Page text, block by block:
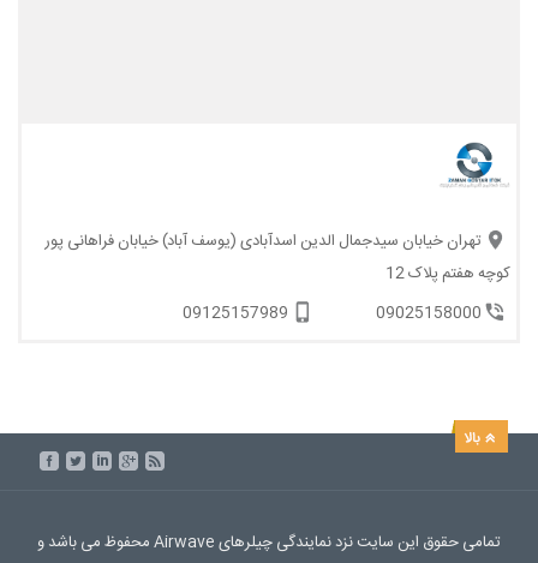
تهران خیابان سیدجمال الدین اسدآبادی (یوسف آباد) خیابان فراهانی پور
کوچه هفتم پلاک 12
09025158000
09125157989
تمامی حقوق این سایت نزد نمایندگی چیلرهای Airwave محفوظ می باشد و